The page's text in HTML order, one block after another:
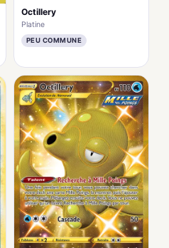
Octillery
Platine
PEU COMMUNE